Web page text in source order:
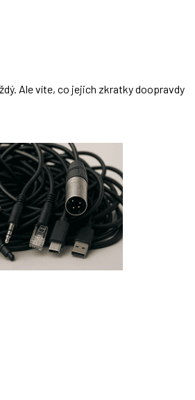
Ale víte, co jejich zkratky doopravdy